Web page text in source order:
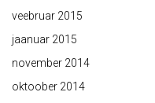
veebruar 2015
jaanuar 2015
november 2014
oktoober 2014